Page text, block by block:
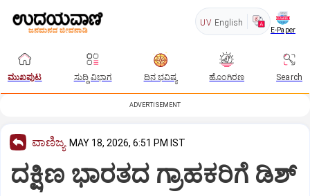
UV English
E-Paper
ಮುಖಪುಟ ಸುದ್ದಿ ವಿಭಾಗ ದಿನ ಭವಿಷ್ಯ ಹೊಂಗಿರಣ Search
ADVERTISEMENT
ವಾಣಿಜ್ಯ MAY 18, 2026, 6:51 PM IST
ದಕ್ಷಿಣ ಭಾರತದ ಗ್ರಾಹಕರಿಗೆ ಡಿಶ್